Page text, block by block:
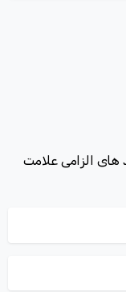
الزامی علامت